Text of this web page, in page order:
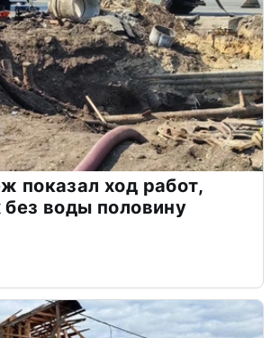
показал ход работ,
воды половину